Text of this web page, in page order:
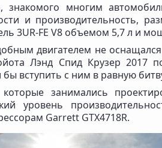
знакомого многим
и производительность,
3UR-FE V8 объемом 5,7 л и
двигателем не
Лэнд Спид Крузер 2017
вступить с ним в равную
занимались
уровень
Garrett GTX4718R.